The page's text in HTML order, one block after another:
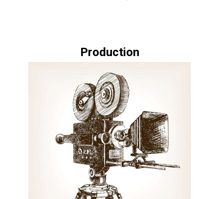
Production